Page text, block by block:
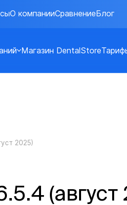
О компанииСравнениеБлог
Магазин DentalStore
2025)